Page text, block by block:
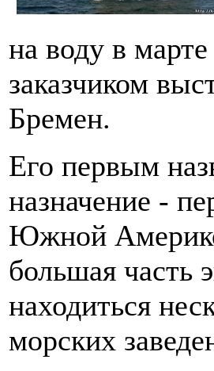
на воду в
заказчиком
Бремен.
Его первым
назначение -
Южной
большая часть
находиться
морских